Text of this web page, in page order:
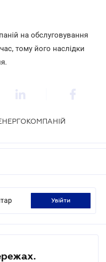
на обслуговування
тому його наслідки
увійти